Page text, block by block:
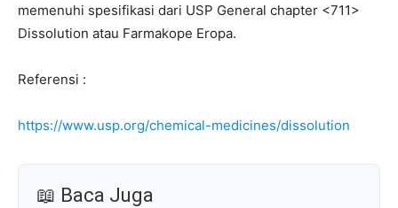
memenuhi spesifikasi dari USP General chapter <711>
Dissolution atau Farmakope Eropa.
Referensi :
https://www.usp.org/chemical-medicines/dissolution
📖 Baca Juga